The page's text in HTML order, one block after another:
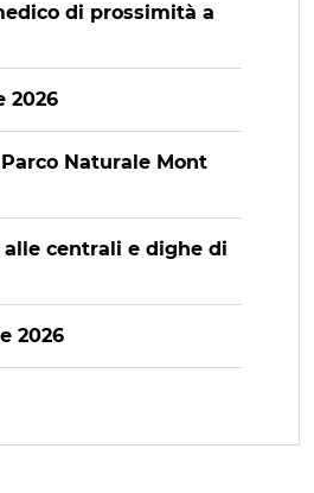
di prossimità a
2026
Naturale Mont
centrali e dighe di
2026